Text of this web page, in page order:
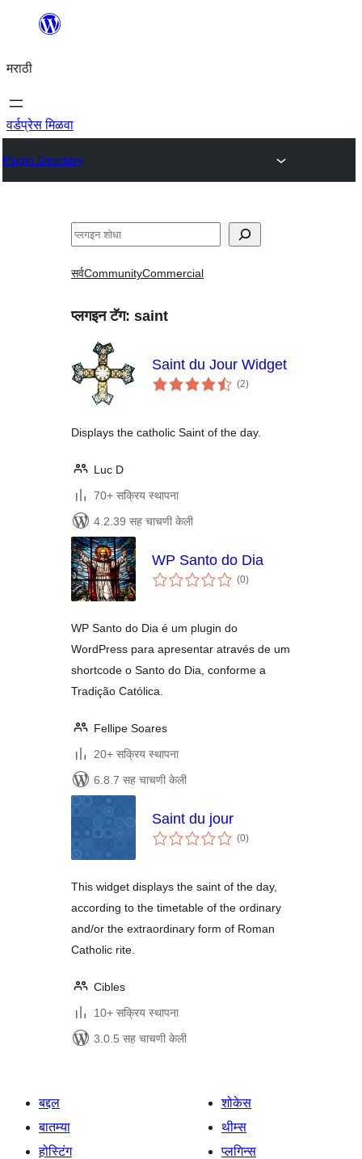
सामुग्रीवर
मराठी
वर्डप्रेस मिळवा
Plugin Directory
शोधा
सर्वCommunityCommercial
प्लगइन टॅग: saint
Saint du Jour Widget
(2एकूण
मूल्यांकन
)
Displays the catholic Saint of the day.
Luc D
70+ सक्रिय स्थापना
4.2.39 सह चाचणी केली
WP Santo do Dia
(0एकूण
मूल्यांकन
)
WP Santo do Dia é um plugin do
WordPress para apresentar através de um
shortcode o Santo do Dia, conforme a
Tradição Católica.
Fellipe Soares
20+ सक्रिय स्थापना
6.8.7 सह चाचणी केली
Saint du jour
(0एकूण
मूल्यांकन
)
This widget displays the saint of the day,
according to the timetable of the ordinary
and/or the extraordinary form of Roman
Catholic rite.
Cibles
10+ सक्रिय स्थापना
3.0.5 सह चाचणी केली
बद्दल
बातम्या
होस्टिंग
शोकेस
थीम्स
प्लगिन्स